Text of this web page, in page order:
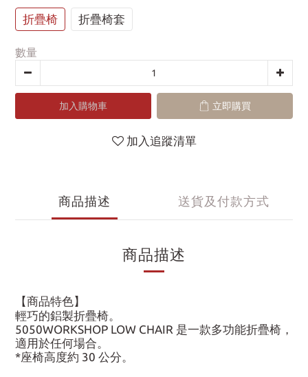
折疊椅 折疊椅套
數量
加入購物車 立即購買
加入追蹤清單
商品描述 送貨及付款方式
商品描述
【商品特色】
輕巧的鋁製折疊椅。
5050WORKSHOP LOW CHAIR 是一款多功能折疊椅，
適用於任何場合。
*座椅高度約 30 公分。